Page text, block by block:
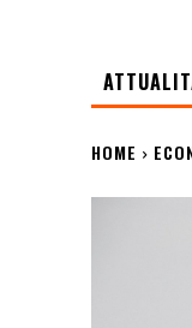
HOME